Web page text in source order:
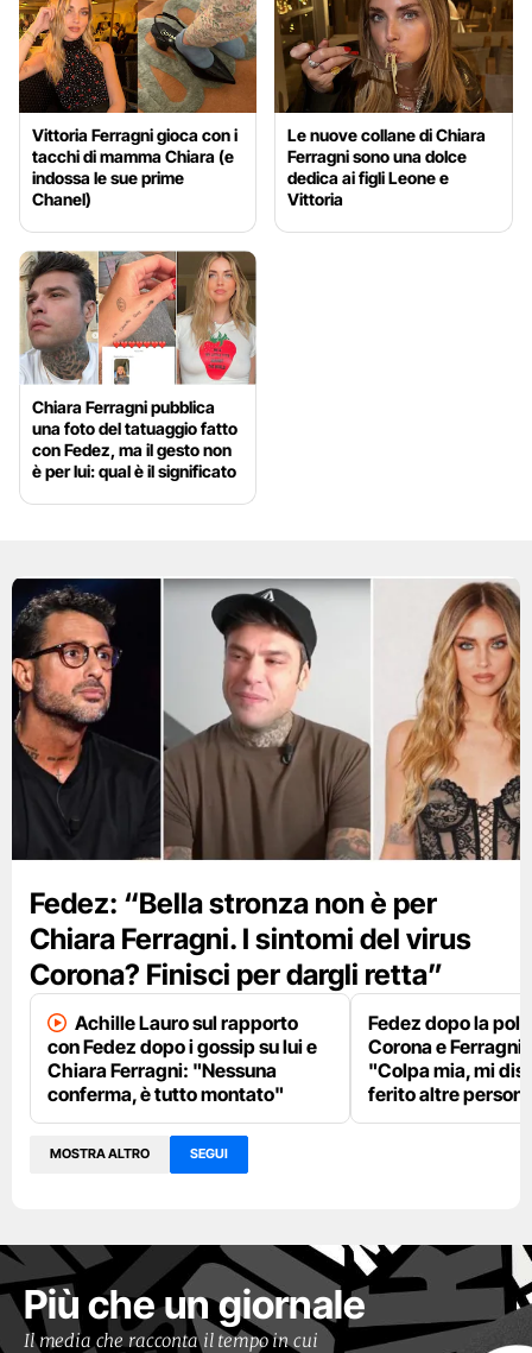
Vittoria Ferragni gioca con i
tacchi di mamma Chiara (e
indossa le sue prime
Chanel)
Le nuove collane di Chiara
Ferragni sono una dolce
dedica ai figli Leone e
Vittoria
Chiara Ferragni pubblica
una foto del tatuaggio fatto
con Fedez, ma il gesto non
è per lui: qual è il significato
Fedez: “Bella stronza non è per
Chiara Ferragni. I sintomi del virus
Corona? Finisci per dargli retta”
Achille Lauro sul rapporto
con Fedez dopo i gossip su lui e
Chiara Ferragni: "Nessuna
conferma, è tutto montato"
Fedez dopo la
Corona e Ferragni
"Colpa mia, mi
ferito altre
MOSTRA ALTRO SEGUI
Più che un giornale
Il media che racconta il tempo in cui